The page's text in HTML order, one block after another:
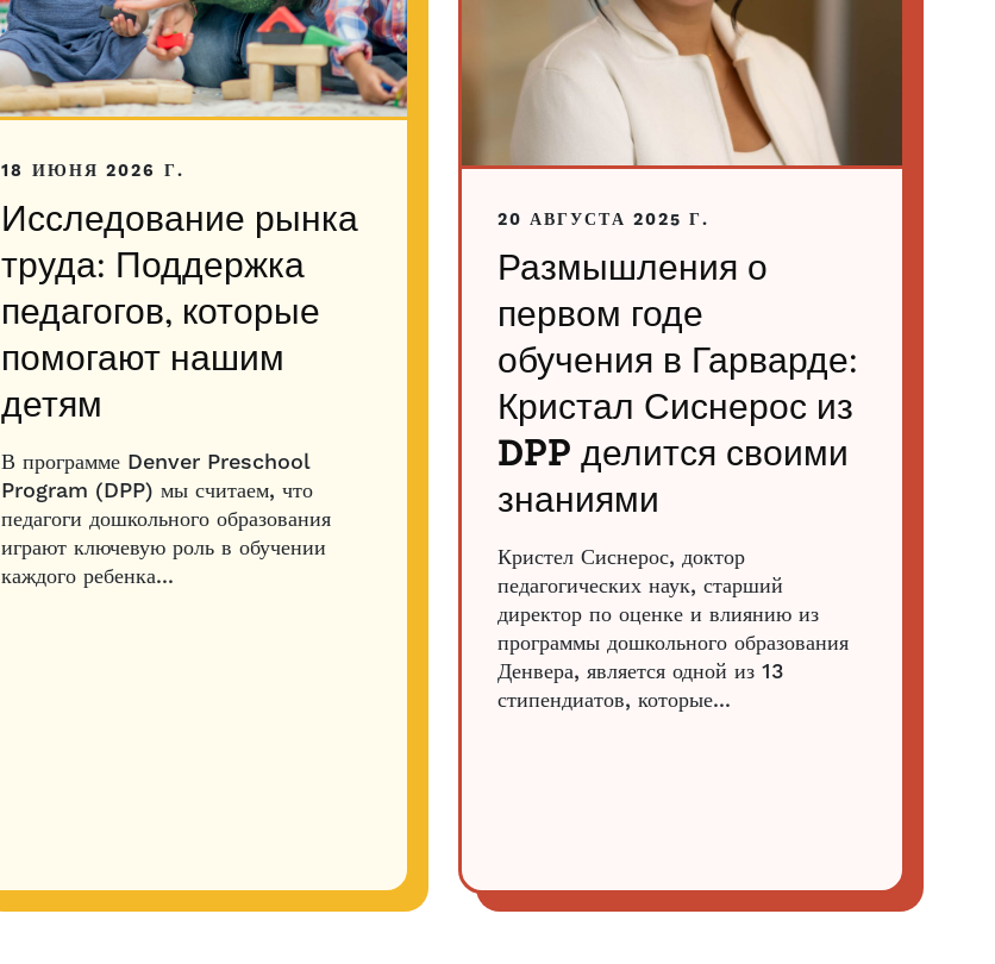
18 ИЮНЯ 2026 Г.
Исследование рынка
труда: Поддержка
педагогов, которые
помогают нашим
детям
В программе Denver Preschool
Program (DPP) мы считаем, что
педагоги дошкольного образования
играют ключевую роль в обучении
каждого ребенка...
20 АВГУСТА 2025 Г.
Размышления о
первом годе
обучения в Гарварде:
Кристал Сиснерос из
DPP делится своими
знаниями
Кристел Сиснерос, доктор
педагогических наук, старший
директор по оценке и влиянию из
программы дошкольного образования
Денвера, является одной из 13
стипендиатов, которые...